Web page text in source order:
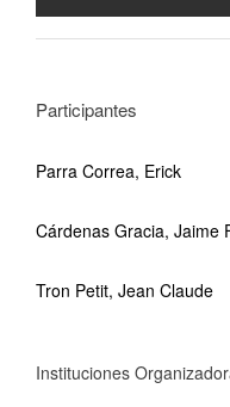
Participantes
Parra Correa, Erick
Cárdenas Gracia, Jaime
Tron Petit, Jean Claude
Instituciones